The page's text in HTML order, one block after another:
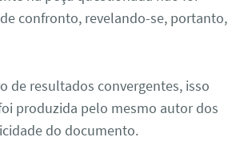
confronto, revelando-se, portanto,
de resultados convergentes, isso
produzida pelo mesmo autor dos
do documento.